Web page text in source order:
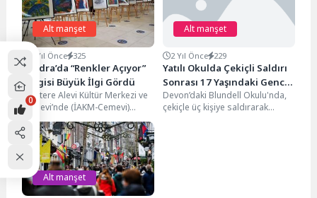
Alt manşet
1 Yıl Önce 325
Londra’da “Renkler Açıyor”
Sergisi Büyük İlgi Gördü
İngiltere Alevi Kültür Merkezi ve
Cemevi’nde (İAKM-Cemevi)
düzenlenen “Renkler Açıyor”
öğrenci resim sergisi büyük
takdir...
Alt manşet
2 Yıl Önce 229
Yatılı Okulda Çekiçli Saldırı
Sonrası 17 Yaşındaki Gence
Müebbet Hapis Cezası
Devon’daki Blundell Okulu'nda,
çekiçle üç kişiye saldırarak
Alt manşet
0